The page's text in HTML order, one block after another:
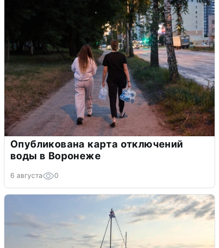
Опубликована карта отключений
воды в Воронеже
6 августа 0